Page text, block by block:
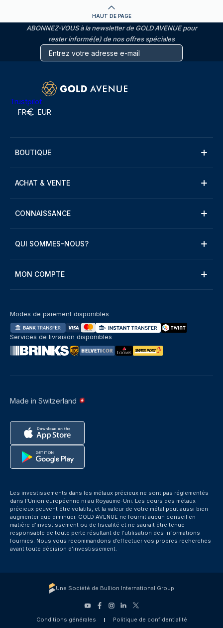
HAUT DE PAGE
ABONNEZ-VOUS à la newsletter de GOLD AVENUE pour
rester informé(e) de nos offres spéciales
Trustpilot
FR EUR
BOUTIQUE
ACHAT & VENTE
CONNAISSANCE
QUI SOMMES-NOUS?
MON COMPTE
Made in Switzerland
Modes de paiement disponibles
Services de livraison disponibles
Les investissements dans les métaux précieux ne sont pas réglementés
dans l’Union européenne ni au Royaume-Uni. Les cours des métaux
précieux peuvent être volatils, et la valeur de votre métal peut aussi bien
augmenter que diminuer. GOLD AVENUE ne fournit aucun conseil en
matière d’investissement ou de fiscalité et ne saurait être tenue
responsable de toute perte résultant de l’utilisation des informations
fournies. Nous vous recommandons d’effectuer vos propres recherches
avant toute décision d’investissement.
Une Société de Bullion International Group
Conditions générales Politique de confidentialité